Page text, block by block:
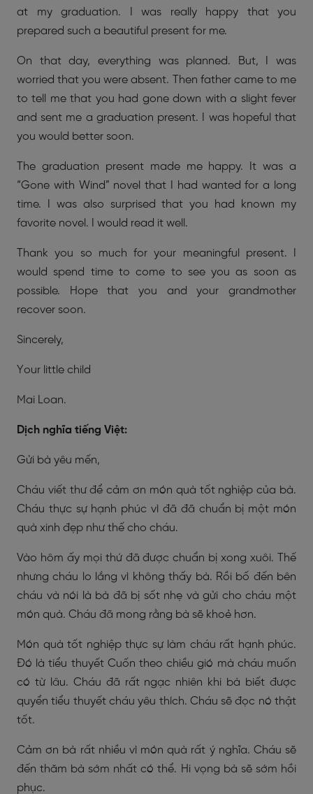
at my graduation. I was really happy that you
prepared such a beautiful present for me.
On that day, everything was planned. But, I was
worried that you were absent. Then father came to me
to tell me that you had gone down with a slight fever
and sent me a graduation present. I was hopeful that
you would better soon.
The graduation present made me happy. It was a
“Gone with Wind” novel that I had wanted for a long
time. I was also surprised that you had known my
favorite novel. I would read it well.
Thank you so much for your meaningful present. I
would spend time to come to see you as soon as
possible. Hope that you and your grandmother
recover soon.
Sincerely,
Your little child
Mai Loan.
Dịch nghĩa tiếng Việt:
Gửi bà yêu mến,
Cháu viết thư để cảm ơn món quà tốt nghiệp của bà.
Cháu thực sự hạnh phúc vì đã đã chuẩn bị một món
quà xinh đẹp như thế cho cháu.
Vào hôm ấy mọi thứ đã được chuẩn bị xong xuôi. Thế
nhưng cháu lo lắng vì không thấy bà. Rồi bố đến bên
cháu và nói là bà đã bị sốt nhẹ và gửi cho cháu một
món quà. Cháu đã mong rằng bà sẽ khoẻ hơn.
Món quà tốt nghiệp thực sự làm cháu rất hạnh phúc.
Đó là tiểu thuyết Cuốn theo chiều gió mà cháu muốn
có từ lâu. Cháu đã rất ngạc nhiên khi bà biết được
quyển tiểu thuyết cháu yêu thích. Cháu sẽ đọc nó thật
tốt.
Cảm ơn bà rất nhiều vì món quà rất ý nghĩa. Cháu sẽ
đến thăm bà sớm nhất có thể. Hi vọng bà sẽ sớm hồi
phục.